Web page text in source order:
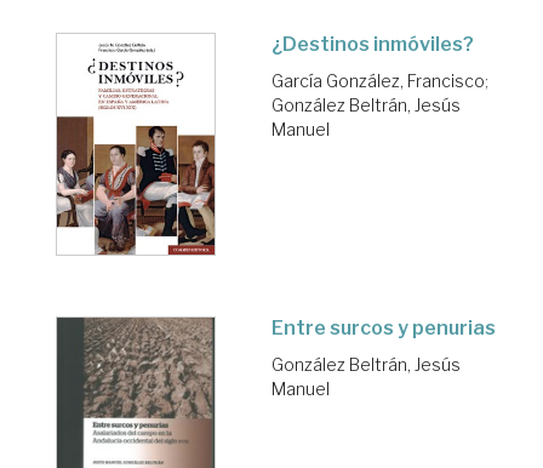
¿Destinos inmóviles?
García González, Francisco;
González Beltrán, Jesús
Manuel
Entre surcos y penurias
González Beltrán, Jesús
Manuel